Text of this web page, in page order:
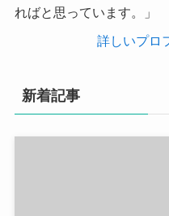
ればと思っています。」
詳しいプロ
新着記事